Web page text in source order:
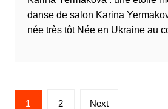
danse de salon Karina
née très tôt Née en Ukraine au
1 2 Next